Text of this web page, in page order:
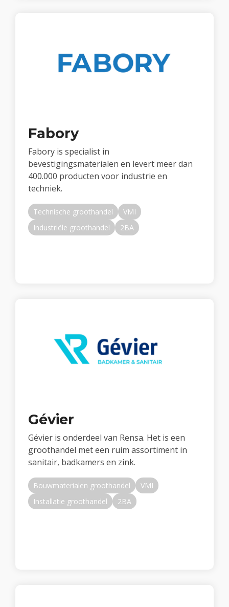
Fabory
Fabory is specialist in
bevestigingsmaterialen en levert meer dan
400.000 producten voor industrie en
techniek.
Technische groothandel
VMI
Industriële groothandel
2BA
Gévier
Gévier is onderdeel van Rensa. Het is een
groothandel met een ruim assortiment in
sanitair, badkamers en zink.
Bouwmaterialen groothandel
VMI
Installatie groothandel
2BA